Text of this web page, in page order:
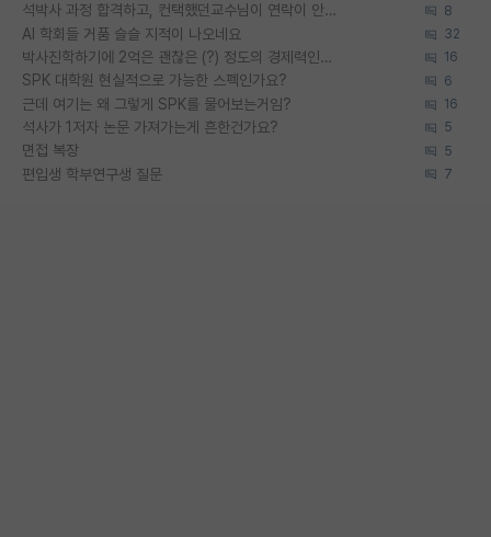
석박사 과정 합격하고, 컨택했던교수님이 연락이 안됩니다... 8
AI 학회들 거품 슬슬 지적이 나오네요 32
박사진학하기에 2억은 괜찮은 (?) 정도의 경제력인가요 16
SPK 대학원 현실적으로 가능한 스펙인가요? 6
근데 여기는 왜 그렇게 SPK를 물어보는거임? 16
석사가 1저자 논문 가져가는게 흔한건가요? 5
면접 복장 5
편입생 학부연구생 질문 7